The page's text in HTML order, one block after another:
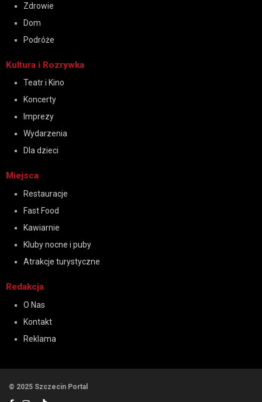
Zdrowie
Dom
Podróże
Kultura i Rozrywka
Teatr i Kino
Koncerty
Imprezy
Wydarzenia
Dla dzieci
Miejsca
Restauracje
Fast Food
Kawiarnie
Kluby nocne i puby
Atrakcje turystyczne
Redakcja
O Nas
Kontakt
Reklama
© 2025 Szczecin Portal